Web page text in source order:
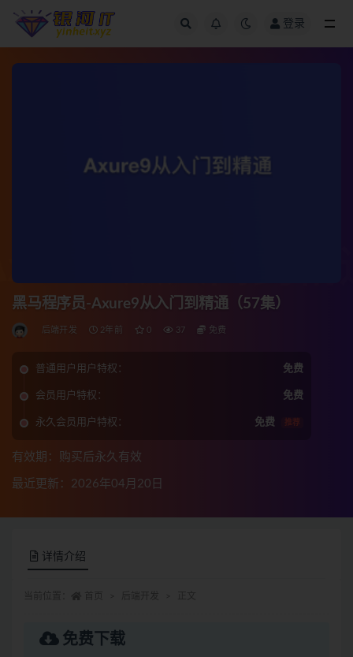
登录
黑马程序员-Axure9从入门到精通（57集）
后端开发 2年前 0 37 免费
普通用户用户特权： 免费
会员用户特权： 免费
永久会员用户特权： 免费 推荐
有效期：购买后永久有效
最近更新：2026年04月20日
详情介绍
免费下载